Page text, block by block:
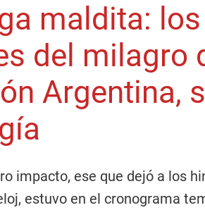
maldita:
del milagro
Argentina,
impacto, ese que dejó a los
estuvo en el cronograma